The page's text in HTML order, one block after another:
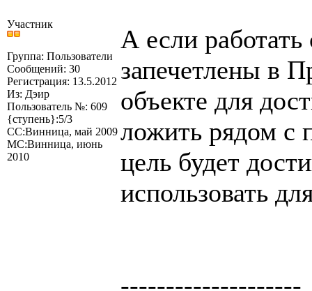
Участник
Группа: Пользователи
Сообщений: 30
Регистрация: 13.5.2012
Из: Дэир
Пользователь №: 609
{ступень}:5/3
СС:Винница, май 2009
МС:Винница, июнь
2010
А если
запечетлены в
объекте для
ложить рядом с
цель будет
использовать
--------------------